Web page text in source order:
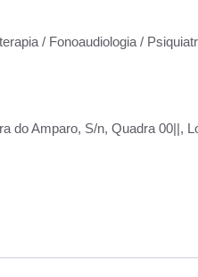
/ Fonoaudiologia /
do Amparo, S/n, Quadra 00||,